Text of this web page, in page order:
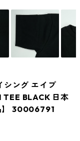
ング エイプ
BLACK 日本
】 30006791